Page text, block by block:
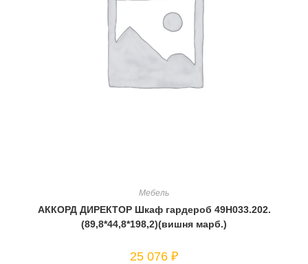
Мебель
АККОРД ДИРЕКТОР Шкаф гардероб 49Н033.202.
(89,8*44,8*198,2)(вишня марб.)
25 076 ₽